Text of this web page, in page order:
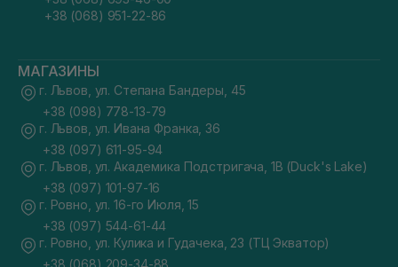
+38 (068) 951-22-86
МАГАЗИНЫ
г. Львов, ул. Степана Бандеры, 45
+38 (098) 778-13-79
г. Львов, ул. Ивана Франка, 36
+38 (097) 611-95-94
г. Львов, ул. Академика Подстригача, 1В (Duck's Lake)
+38 (097) 101-97-16
г. Ровно, ул. 16-го Июля, 15
+38 (097) 544-61-44
г. Ровно, ул. Кулика и Гудачека, 23 (ТЦ Экватор)
+38 (068) 209-34-88